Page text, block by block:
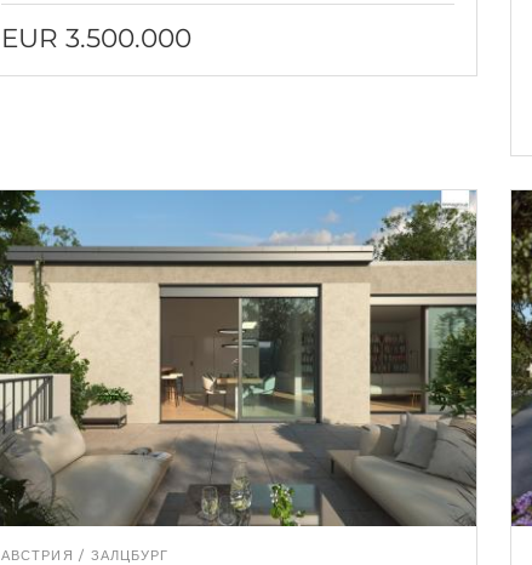
EUR 3.500.000
АВСТРИЯ ЗАЛЦБУРГ